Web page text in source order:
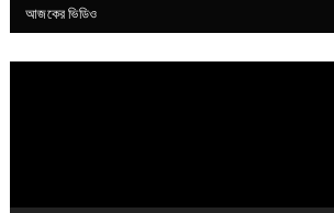
আজকের ভিডিও